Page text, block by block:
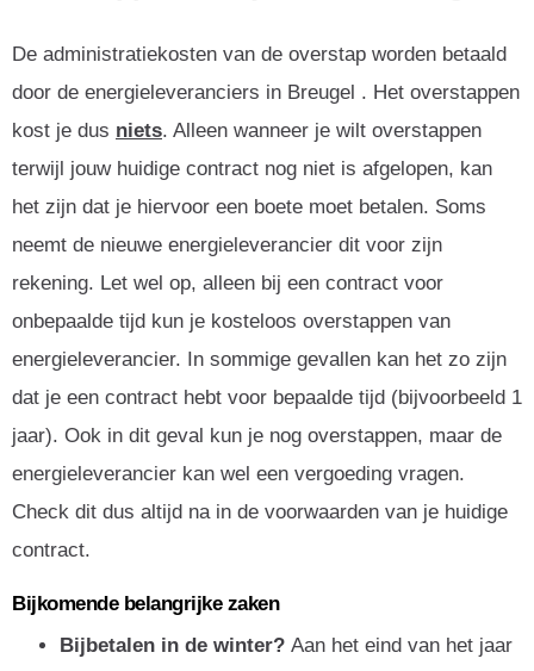
De administratiekosten van de overstap worden betaald
door de energieleveranciers in Breugel . Het overstappen
kost je dus niets. Alleen wanneer je wilt overstappen
terwijl jouw huidige contract nog niet is afgelopen, kan
het zijn dat je hiervoor een boete moet betalen. Soms
neemt de nieuwe energieleverancier dit voor zijn
rekening. Let wel op, alleen bij een contract voor
onbepaalde tijd kun je kosteloos overstappen van
energieleverancier. In sommige gevallen kan het zo zijn
dat je een contract hebt voor bepaalde tijd (bijvoorbeeld 1
jaar). Ook in dit geval kun je nog overstappen, maar de
energieleverancier kan wel een vergoeding vragen.
Check dit dus altijd na in de voorwaarden van je huidige
contract.
Bijkomende belangrijke zaken
Bijbetalen in de winter? Aan het eind van het jaar